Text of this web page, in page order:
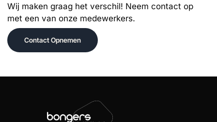
Wij maken graag het verschil! Neem contact op
met een van onze medewerkers.
Contact Opnemen